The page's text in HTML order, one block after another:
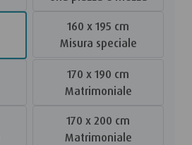
160 x 195 cm
Misura speciale
170 x 190 cm
Matrimoniale
170 x 200 cm
Matrimoniale